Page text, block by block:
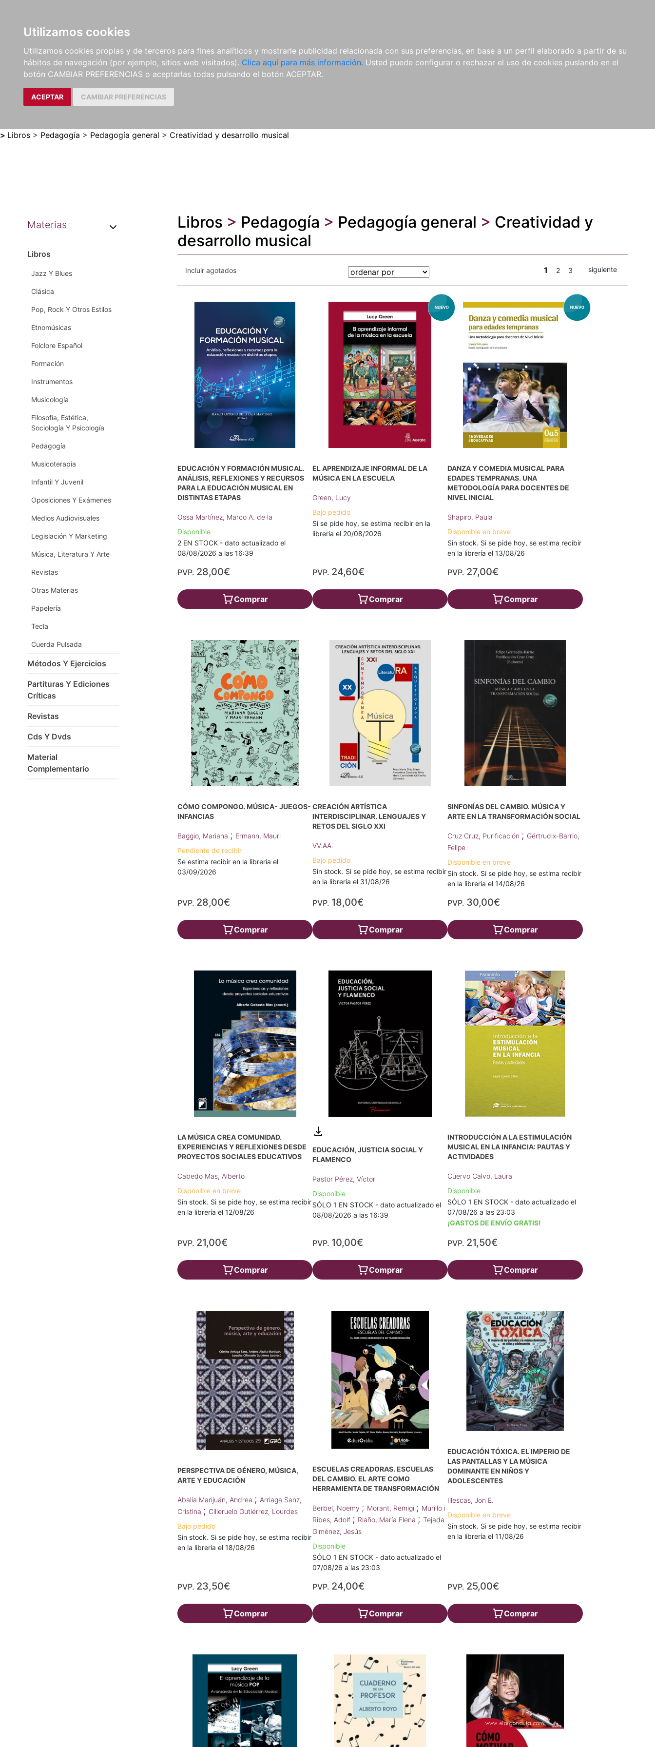
Utilizamos cookies
Utilizamos cookies propias y de terceros para fines analíticos y mostrarle publicidad relacionada con sus preferencias, en base a un perfil elaborado a partir de su
hábitos de navegación (por ejemplo, sitios web visitados). Clica aquí para más información. Usted puede configurar o rechazar el uso de cookies puslando en el
botón CAMBIAR PREFERENCIAS o aceptarlas todas pulsando el botón ACEPTAR.
ACEPTAR CAMBIAR PREFERENCIAS
LIBROS
MÉTODOS Y
EJERCICIOS
PARTITURAS Y EDICIONES
CRÍTICAS
REVISTAS
CDS Y
DVDS
MATERIAL
COMPLEMENTARIO
NOVEDADES NOTICIAS
COMPRAS
INSTITUCIONALES
> Libros > Pedagogía > Pedagogía general > Creatividad y desarrollo musical
Materias
Libros
Jazz Y Blues
Clásica
Pop, Rock Y Otros Estilos
Etnomúsicas
Folclore Español
Formación
Instrumentos
Musicología
Filosofía, Estética,
Sociología Y Psicología
Pedagogía
Musicoterapia
Infantil Y Juvenil
Oposiciones Y Exámenes
Medios Audiovisuales
Legislación Y Marketing
Música, Literatura Y Arte
Revistas
Otras Materias
Papelería
Tecla
Cuerda Pulsada
Métodos Y Ejercicios
Partituras Y Ediciones
Críticas
Revistas
Cds Y Dvds
Material
Complementario
Libros > Pedagogía > Pedagogía general > Creatividad y
desarrollo musical
Incluir agotados 1 2 3 siguiente
EDUCACIÓN Y FORMACIÓN MUSICAL.
ANÁLISIS, REFLEXIONES Y RECURSOS
PARA LA EDUCACIÓN MUSICAL EN
DISTINTAS ETAPAS
Ossa Martínez, Marco A. de la
Disponible
2 EN STOCK - dato actualizado el
08/08/2026 a las 16:39
PVP. 28,00€
Comprar
EL APRENDIZAJE INFORMAL DE LA
MÚSICA EN LA ESCUELA
Green, Lucy
Bajo pedido
Si se pide hoy, se estima recibir en la
librería el 20/08/2026
PVP. 24,60€
Comprar
DANZA Y COMEDIA MUSICAL PARA
EDADES TEMPRANAS. UNA
METODOLOGÍA PARA DOCENTES DE
NIVEL INICIAL
Shapiro, Paula
Disponible en breve
Sin stock. Si se pide hoy, se estima recibir
en la librería el 13/08/26
PVP. 27,00€
Comprar
CÓMO COMPONGO. MÚSICA- JUEGOS-
INFANCIAS
Baggio, Mariana ; Ermann, Mauri
Pendiente de recibir
Se estima recibir en la librería el
03/09/2026
PVP. 28,00€
Comprar
CREACIÓN ARTÍSTICA
INTERDISCIPLINAR. LENGUAJES Y
RETOS DEL SIGLO XXI
VV.AA.
Bajo pedido
Sin stock. Si se pide hoy, se estima recibir
en la librería el 31/08/26
PVP. 18,00€
Comprar
SINFONÍAS DEL CAMBIO. MÚSICA Y
ARTE EN LA TRANSFORMACIÓN SOCIAL
Cruz Cruz, Purificación ; Gértrudix-Barrio,
Felipe
Disponible en breve
Sin stock. Si se pide hoy, se estima recibir
en la librería el 14/08/26
PVP. 30,00€
Comprar
LA MÚSICA CREA COMUNIDAD.
EXPERIENCIAS Y REFLEXIONES DESDE
PROYECTOS SOCIALES EDUCATIVOS
Cabedo Mas, Alberto
Disponible en breve
Sin stock. Si se pide hoy, se estima recibir
en la librería el 12/08/26
PVP. 21,00€
Comprar
EDUCACIÓN, JUSTICIA SOCIAL Y
FLAMENCO
Pastor Pérez, Víctor
Disponible
SÓLO 1 EN STOCK - dato actualizado el
08/08/2026 a las 16:39
PVP. 10,00€
Comprar
INTRODUCCIÓN A LA ESTIMULACIÓN
MUSICAL EN LA INFANCIA: PAUTAS Y
ACTIVIDADES
Cuervo Calvo, Laura
Disponible
SÓLO 1 EN STOCK - dato actualizado el
07/08/26 a las 23:03
¡GASTOS DE ENVÍO GRATIS!
PVP. 21,50€
Comprar
PERSPECTIVA DE GÉNERO, MÚSICA,
ARTE Y EDUCACIÓN
Abalia Marijuán, Andrea ; Arriaga Sanz,
Cristina ; Cilleruelo Gutiérrez, Lourdes
Bajo pedido
Sin stock. Si se pide hoy, se estima recibir
en la librería el 18/08/26
PVP. 23,50€
Comprar
ESCUELAS CREADORAS. ESCUELAS
DEL CAMBIO. EL ARTE COMO
HERRAMIENTA DE TRANSFORMACIÓN
Berbel, Noemy ; Morant, Remigi ; Murillo i
Ribes, Adolf ; Riaño, María Elena ;Tejada
Giménez, Jesús
Disponible
SÓLO 1 EN STOCK - dato actualizado el
07/08/26 a las 23:03
PVP. 24,00€
Comprar
EDUCACIÓN TÓXICA. EL IMPERIO DE
LAS PANTALLAS Y LA MÚSICA
DOMINANTE EN NIÑOS Y
ADOLESCENTES
Illescas, Jon E.
Disponible en breve
Sin stock. Si se pide hoy, se estima recibir
en la librería el 11/08/26
PVP. 25,00€
Comprar